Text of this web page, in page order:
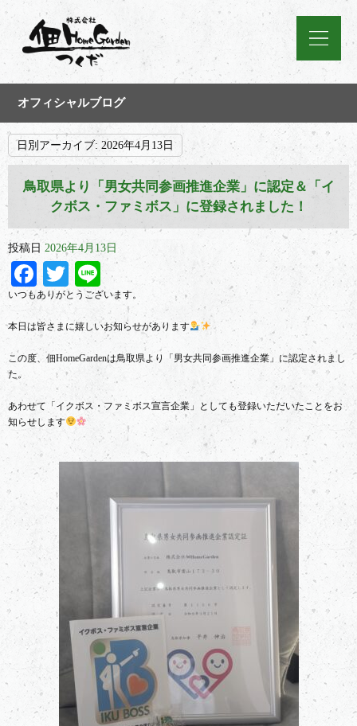
オフィシャルブログ
日別アーカイブ: 2026年4月13日
鳥取県より「男女共同参画推進企業」に認定＆「イ
クボス・ファミボス」に登録されました！
投稿日 2026年4月13日
Facebook
Twitter
Line
いつもありがとうございます。
本日は皆さまに嬉しいお知らせがあります
この度、佃HomeGardenは鳥取県より「男女共同参画推進企業」に認定されまし
た。
あわせて「イクボス・ファミボス宣言企業」としても登録いただいたことをお
知らせします